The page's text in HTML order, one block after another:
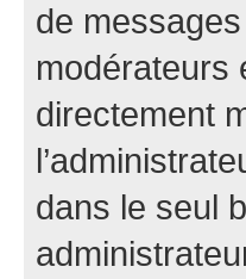
de
modérateurs
directement
dans le seul